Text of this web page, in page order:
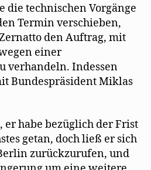
die technischen Vorgänge
Termin verschieben,
den Auftrag, mit
einer
verhandeln. Indessen
Bundespräsident Miklas
er habe bezüglich der Frist
getan, doch ließ er sich
zurückzurufen, und